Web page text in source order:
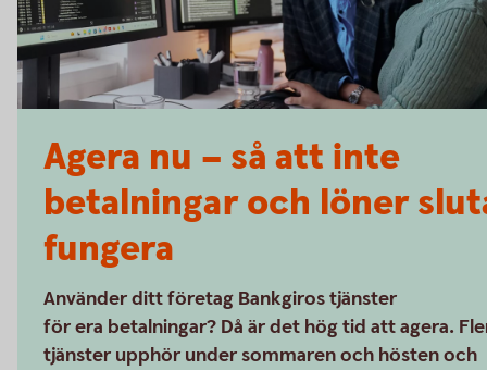
Agera nu – så att inte
betalningar och löner
fungera
Använder ditt företag Bankgiros tjänster
för era betalningar? Då är det hög tid att agera.
tjänster upphör under sommaren och hösten och